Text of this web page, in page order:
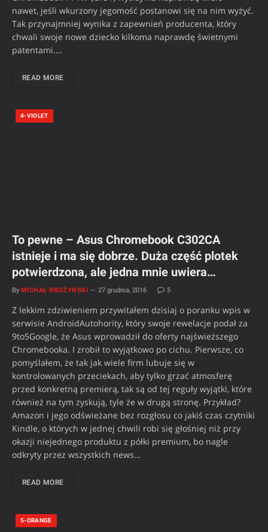
nawet, jeśli wkurzony jegomość postanowi się na nim wyżyć.
Tak przynajmniej wynika z zapewnień producenta, który
chwali swoje nowe dziecko kilkoma naprawdę świetnymi
patentami.…
READ MORE
4-VIOLET
To pewne – Asus Chromebook C302CA
istnieje i ma się dobrze. Duża część plotek
potwierdzona, ale jedna mnie uwiera…
By MICHAŁ BROŻYŃSKI 27 grudnia, 2016 5
Z lekkim zdziwieniem przywitałem dzisiaj o poranku wpis w
serwisie AndroidAutohority, który swoje rewelacje podał za
9to5Google, że Asus wprowadził do oferty najświeższego
Chromebooka. I zrobił to wyjątkowo po cichu. Pierwsze, co
pomyślałem, że tak jak wiele firm lubuje się w
kontrolowanych przeciekach, aby tylko grzać atmosferę
przed konkretną premierą, tak są od tej reguły wyjątki, które
również na tym zyskują, tyle że w drugą stronę. Przykład?
Amazon i jego odświeżane bez rozgłosu co jakiś czas czytniki
Kindle, o których w jednej chwili robi się głośniej niż przy
okazji niejednego produktu z półki premium, bo nagle
odkryty przez wszystkich news…
READ MORE
5-ORANGE